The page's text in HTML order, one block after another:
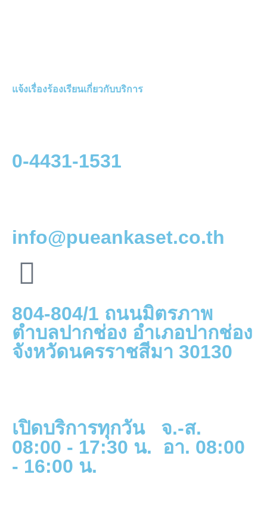
แจ้งเรื่องร้องเรียนเกี่ยวกับบริการ
0-4431-1531
info@pueankaset.co.th
804-804/1 ถนนมิตรภาพ
ตำบลปากช่อง อำเภอปากช่อง
จังหวัดนครราชสีมา 30130
เปิดบริการทุกวัน จ.-ส.
08:00 - 17:30 น. อา. 08:00
- 16:00 น.